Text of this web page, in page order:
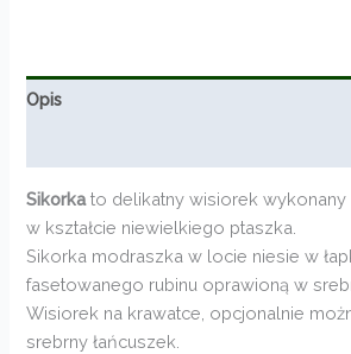
Opis
Sikorkato delikatny wisiorek wykonany
w kształcie niewielkiego ptaszka.
Sikorka modraszka w locie niesie w
fasetowanego rubinu oprawioną w
Wisiorek na krawatce, opcjonalnie
srebrny łańcuszek.